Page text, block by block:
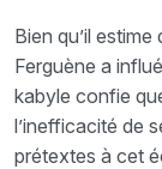
Bien qu’il
Ferguène a
kabyle confie
l’inefficacité de
prétextes à cet